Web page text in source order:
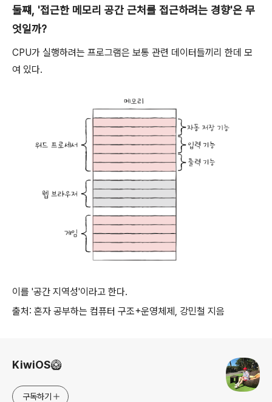
둘쨰, '접근한 메모리 공간 근처를 접근하려는 경향'은 무
엇일까?
CPU가 실행하려는 프로그램은 보통 관련 데이터들끼리 한데 모
여 있다.
이를 '공간 지역성'이라고 한다.
출처: 혼자 공부하는 컴퓨터 구조+운영체제, 강민철 지음
KiwiOS🥝
구독하기